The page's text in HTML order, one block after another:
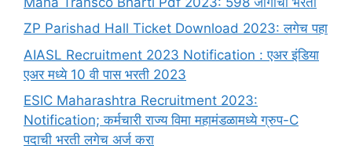
ZP Parishad Hall Ticket Download 2023: लगेच पहा
AIASL Recruitment 2023 Notification : एअर इंडिया
एअर मध्ये 10 वी पास भरती 2023
ESIC Maharashtra Recruitment 2023:
Notification; कर्मचारी राज्य विमा महामंडळामध्ये ग्रुप-C
पदाची भरती लगेच अर्ज करा